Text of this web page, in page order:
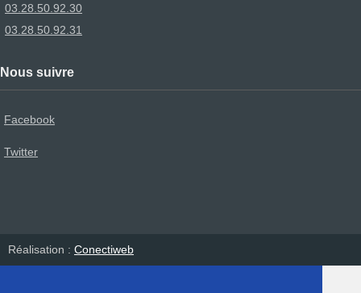
03.28.50.92.30
03.28.50.92.31
Nous suivre
Facebook
Twitter
Réalisation : Conectiweb